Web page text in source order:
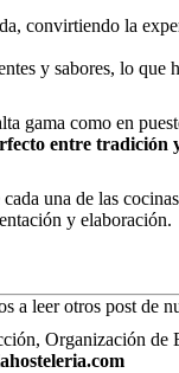
convirtiendo la
y sabores, lo que
gama como en
entre tradición
una de las
y elaboración.
a leer otros post de
Organización de